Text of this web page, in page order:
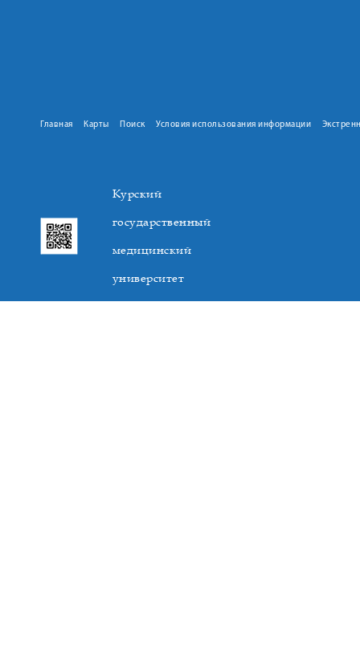
Главная Карты Поиск Условия использования информации
Курский
государственный
медицинский
университет